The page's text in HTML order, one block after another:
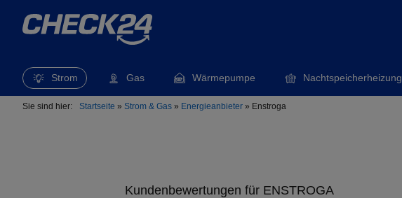
Strom Gas Wärmepumpe Nachtspeicherheizung
Sie sind hier: Startseite » Strom & Gas » Energieanbieter » Enstroga
Kundenbewertungen für ENSTROGA